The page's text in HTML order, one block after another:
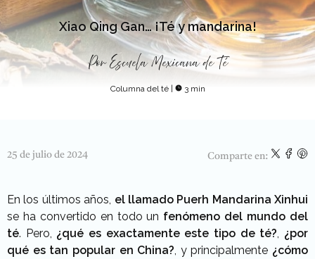
Xiao Qing Gan… ¡Té y mandarina!
Por Escuela Mexicana de Té
Columna del té 3 min
25 de julio de 2024 Comparte en:
En los últimos años, el llamado Puerh Mandarina Xinhui
se ha convertido en todo un fenómeno del mundo del
té. Pero, ¿qué es exactamente este tipo de té?, ¿por
qué es tan popular en China?, y principalmente ¿cómo